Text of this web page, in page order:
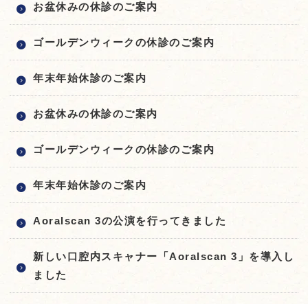
お盆休みの休診のご案内
ゴールデンウィークの休診のご案内
年末年始休診のご案内
お盆休みの休診のご案内
ゴールデンウィークの休診のご案内
年末年始休診のご案内
Aoralscan 3の公演を行ってきました
新しい口腔内スキャナー「Aoralscan 3」を導入し
ました